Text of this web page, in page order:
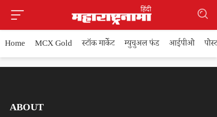
Home MCX Gold स्टॉक मार्केट म्युचुअल फंड आईपीओ
ABOUT